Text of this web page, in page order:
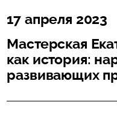
17 апреля 2023
Мастерская
как история:
развивающих